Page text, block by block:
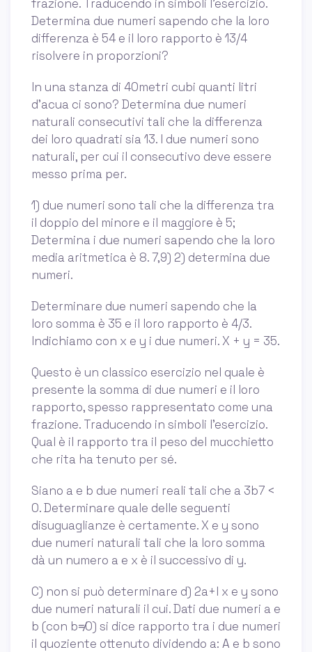
frazione. Traducendo in simboli l’esercizio.
Determina due numeri sapendo che la loro
differenza è 54 e il loro rapporto è 13/4
risolvere in proporzioni?
In una stanza di 40metri cubi quanti litri
d'acua ci sono? Determina due numeri
naturali consecutivi tali che la differenza
dei loro quadrati sia 13. I due numeri sono
naturali, per cui il consecutivo deve essere
messo prima per.
1) due numeri sono tali che la differenza tra
il doppio del minore e il maggiore è 5;
Determina i due numeri sapendo che la loro
media aritmetica è 8. 7,9) 2) determina due
numeri.
Determinare due numeri sapendo che la
loro somma è 35 e il loro rapporto è 4/3.
Indichiamo con x e y i due numeri. X + y = 35.
Questo è un classico esercizio nel quale è
presente la somma di due numeri e il loro
rapporto, spesso rappresentato come una
frazione. Traducendo in simboli l’esercizio.
Qual è il rapporto tra il peso del mucchietto
che rita ha tenuto per sé.
Siano a e b due numeri reali tali che a 3b7 <
0. Determinare quale delle seguenti
disuguaglianze è certamente. X e y sono
due numeri naturali tali che la loro somma
dà un numero a e x è il successivo di y.
C) non si può determinare d) 2a+l x e y sono
due numeri naturali il cui. Dati due numeri a e
b (con b≠0) si dice rapporto tra i due numeri
il quoziente ottenuto dividendo a: A e b sono